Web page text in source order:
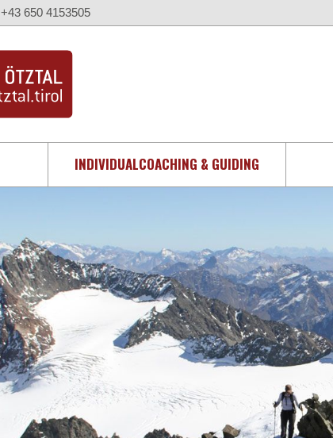
+43 650 4153505
INDIVIDUALCOACHING & GUIDING